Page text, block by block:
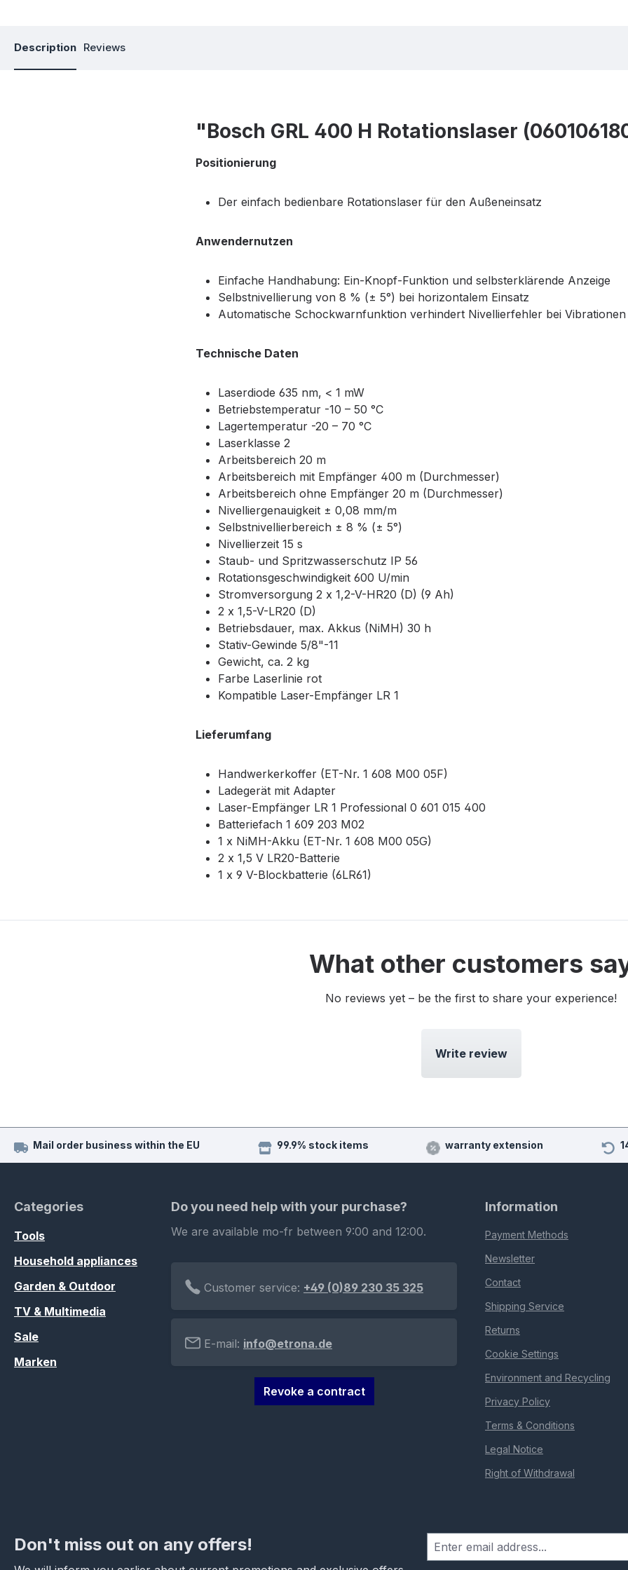
Description Reviews
"Bosch GRL 400 H Rotationslaser
Positionierung
Der einfach bedienbare Rotationslaser für den Außeneinsatz
Anwendernutzen
Einfache Handhabung: Ein-Knopf-Funktion und selbsterklärende Anzeige
Selbstnivellierung von 8 % (± 5°) bei horizontalem Einsatz
Automatische Schockwarnfunktion verhindert Nivellierfehler bei
Technische Daten
Laserdiode 635 nm, < 1 mW
Betriebstemperatur -10 – 50 °C
Lagertemperatur -20 – 70 °C
Laserklasse 2
Arbeitsbereich 20 m
Arbeitsbereich mit Empfänger 400 m (Durchmesser)
Arbeitsbereich ohne Empfänger 20 m (Durchmesser)
Nivelliergenauigkeit ± 0,08 mm/m
Selbstnivellierbereich ± 8 % (± 5°)
Nivellierzeit 15 s
Staub- und Spritzwasserschutz IP 56
Rotationsgeschwindigkeit 600 U/min
Stromversorgung 2 x 1,2-V-HR20 (D) (9 Ah)
2 x 1,5-V-LR20 (D)
Betriebsdauer, max. Akkus (NiMH) 30 h
Stativ-Gewinde 5/8"-11
Gewicht, ca. 2 kg
Farbe Laserlinie rot
Kompatible Laser-Empfänger LR 1
Lieferumfang
Handwerkerkoffer (ET-Nr. 1 608 M00 05F)
Ladegerät mit Adapter
Laser-Empfänger LR 1 Professional 0 601 015 400
Batteriefach 1 609 203 M02
1 x NiMH-Akku (ET-Nr. 1 608 M00 05G)
2 x 1,5 V LR20-Batterie
1 x 9 V-Blockbatterie (6LR61)
What other customers
No reviews yet – be the first to share your experience!
Write review
Mail order business within the EU 99.9% stock items warranty extension
Categories
Tools
Household appliances
Garden & Outdoor
TV & Multimedia
Sale
Marken
Do you need help with your purchase?
We are available mo-fr between 9:00 and 12:00.
Customer service: +49 (0)89 230 35 325
E-mail: info@etrona.de
Revoke a contract
Information
Payment Methods
Newsletter
Contact
Shipping Service
Returns
Cookie Settings
Environment and Recycling
Privacy Policy
Terms & Conditions
Legal Notice
Right of Withdrawal
Don't miss out on any offers!